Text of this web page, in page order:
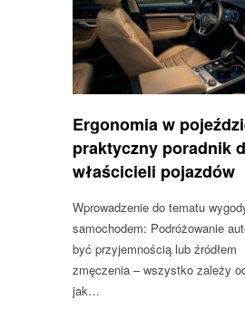
Ergonomia w
praktyczny poradnik
właścicieli pojazdów
Wprowadzenie do tematu
samochodem: Podróżowanie
być przyjemnością lub źródłem
zmęczenia – wszystko zależy
jak…